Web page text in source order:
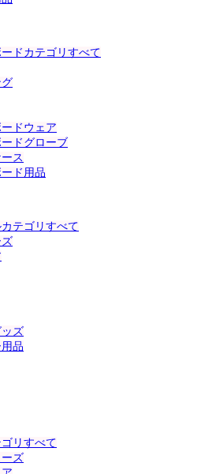
ドカテゴリすべて
ドウェア
ドグローブ
ス
ド用品
テゴリすべて
ズ
品
リすべて
ズ